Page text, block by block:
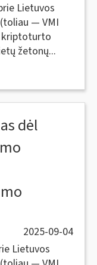
Lietuvos
— VMI
kriptoturto
žetonų...
dėl
2025-09-04
Lietuvos